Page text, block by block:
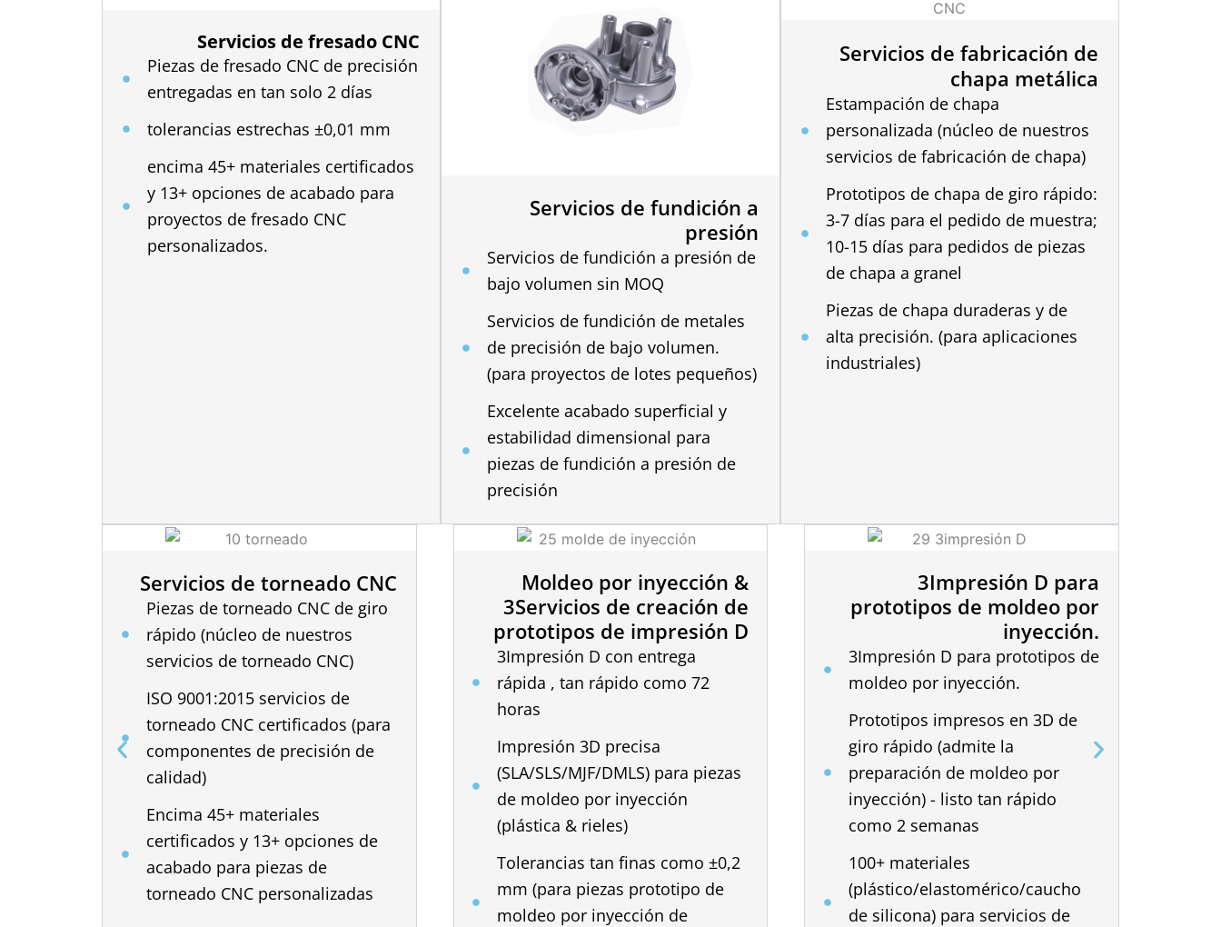
Servicios de fresado CNC
Piezas de fresado CNC de precisión
entregadas en tan solo 2 días
tolerancias estrechas ±0,01 mm
encima 45+ materiales certificados
y 13+ opciones de acabado para
proyectos de fresado CNC
personalizados.
Servicios de fundición a
presión
Servicios de fundición a presión de
bajo volumen sin MOQ
Servicios de fundición de metales
de precisión de bajo volumen.
(para proyectos de lotes pequeños)
Excelente acabado superficial y
estabilidad dimensional para
piezas de fundición a presión de
precisión
Servicios de fabricación de
chapa metálica
Estampación de chapa
personalizada (núcleo de nuestros
servicios de fabricación de chapa)
Prototipos de chapa de giro rápido:
3-7 días para el pedido de muestra;
10-15 días para pedidos de piezas
de chapa a granel
Piezas de chapa duraderas y de
alta precisión. (para aplicaciones
industriales)
Servicios de torneado CNC
Piezas de torneado CNC de giro
rápido (núcleo de nuestros
servicios de torneado CNC)
ISO 9001:2015 servicios de
torneado CNC certificados (para
componentes de precisión de
calidad)
Encima 45+ materiales
certificados y 13+ opciones de
acabado para piezas de
torneado CNC personalizadas
Moldeo por inyección &
3Servicios de creación de
prototipos de impresión D
3Impresión D con entrega
rápida , tan rápido como 72
horas
Impresión 3D precisa
(SLA/SLS/MJF/DMLS) para piezas
de moldeo por inyección
(plástica & rieles)
Tolerancias tan finas como ±0,2
mm (para piezas prototipo de
moldeo por inyección de
3Impresión D para
prototipos de moldeo por
inyección.
3Impresión D para prototipos de
moldeo por inyección.
Prototipos impresos en 3D de
giro rápido (admite la
preparación de moldeo por
inyección) - listo tan rápido
como 2 semanas
100+ materiales
(plástico/elastomérico/caucho
de silicona) para servicios de